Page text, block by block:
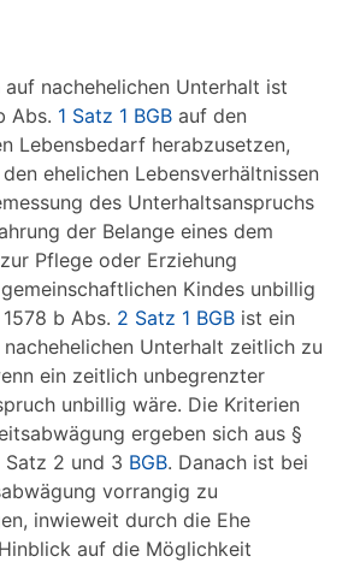
auf nachehelichen Unterhalt ist
Abs. 1 Satz 1 BGB auf den
Lebensbedarf herabzusetzen,
ehelichen Lebensverhältnissen
des Unterhaltsanspruchs
der Belange eines dem
Pflege oder Erziehung
Kindes unbillig
b Abs. 2 Satz 1 BGB ist ein
Unterhalt zeitlich zu
ein zeitlich unbegrenzter
unbillig wäre. Die Kriterien
ergeben sich aus §
Satz 2 und 3 BGB. Danach ist bei
vorrangig zu
inwieweit durch die Ehe
auf die Möglichkeit